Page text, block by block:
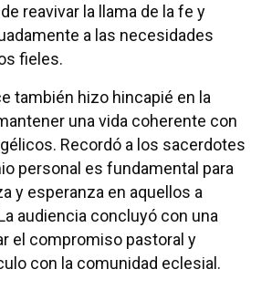
reavivar la llama de la fe y
a las necesidades
fieles.
también hizo hincapié en la
una vida coherente con
Recordó a los sacerdotes
personal es fundamental para
y esperanza en aquellos a
audiencia concluyó con una
el compromiso pastoral y
con la comunidad eclesial.